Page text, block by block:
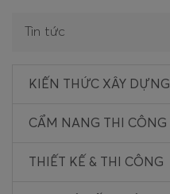
Tin tức
KIẾN THỨC XÂY DỰNG
CẨM NANG THI CÔNG
THIẾT KẾ & THI CÔNG